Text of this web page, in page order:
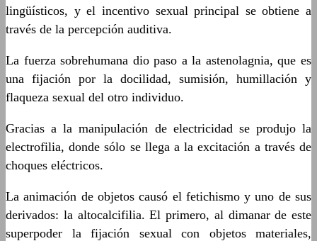
lingüísticos, y el incentivo sexual principal se obtiene a
través de la percepción auditiva.
La fuerza sobrehumana dio paso a la astenolagnia, que es
una fijación por la docilidad, sumisión, humillación y
flaqueza sexual del otro individuo.
Gracias a la manipulación de electricidad se produjo la
electrofilia, donde sólo se llega a la excitación a través de
choques eléctricos.
La animación de objetos causó el fetichismo y uno de sus
derivados: la altocalcifilia. El primero, al dimanar de este
superpoder la fijación sexual con objetos materiales,